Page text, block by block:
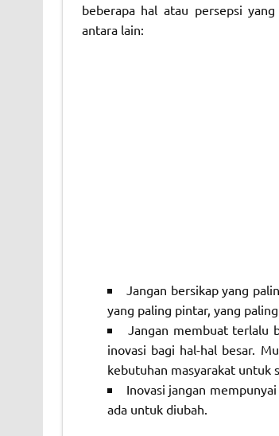
beberapa hal atau persepsi
antara lain:
Jangan bersikap yang
yang paling pintar, yang
Jangan membuat terlalu
inovasi bagi hal-hal besar.
kebutuhan masyarakat untuk
Inovasi jangan
ada untuk diubah.